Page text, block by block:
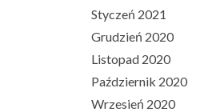
Styczeń 2021
Grudzień 2020
Listopad 2020
Październik 2020
Wrzesień 2020